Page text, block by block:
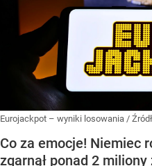
Eurojackpot – wyniki losowania /
Co za emocje! Niemiec
zgarnął ponad 2